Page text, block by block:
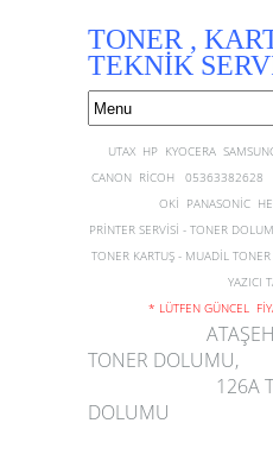
TONER ,
TEKNİK
UTAX HP KYOCERA
CANON RİCOH 05363382628
OKİ PANASONİC
PRİNTER SERVİSİ - TONER
TONER KARTUŞ - MUADİL
YAZICI
* LÜTFEN GÜNCEL
TONER DOLUMU,
126A
DOLUMU